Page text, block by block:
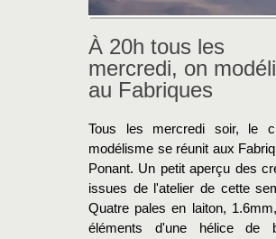
À 20h tous les
mercredi, on
au Fabriques
Tous les mercredi soir, le
modélisme se réunit aux
Ponant. Un petit aperçu des
issues de l'atelier de cette
Quatre pales en laiton,
éléments d'une hélice de